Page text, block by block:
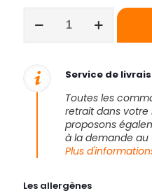
tarte
abricot
Service de
Toutes les
retrait dans votre
proposons
à la demande au
Plus
Les allergènes